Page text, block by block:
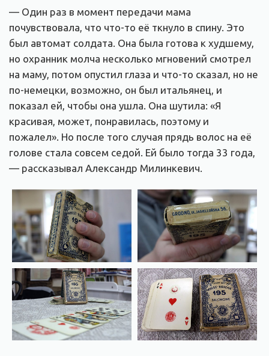
— Один раз в момент передачи мама
почувствовала, что что-то её ткнуло в спину. Это
был автомат солдата. Она была готова к худшему,
но охранник молча несколько мгновений смотрел
на маму, потом опустил глаза и что-то сказал, но не
по-немецки, возможно, он был итальянец, и
показал ей, чтобы она ушла. Она шутила: «Я
красивая, может, понравилась, поэтому и
пожалел». Но после того случая прядь волос на её
голове стала совсем седой. Ей было тогда 33 года,
— рассказывал Александр Милинкевич.